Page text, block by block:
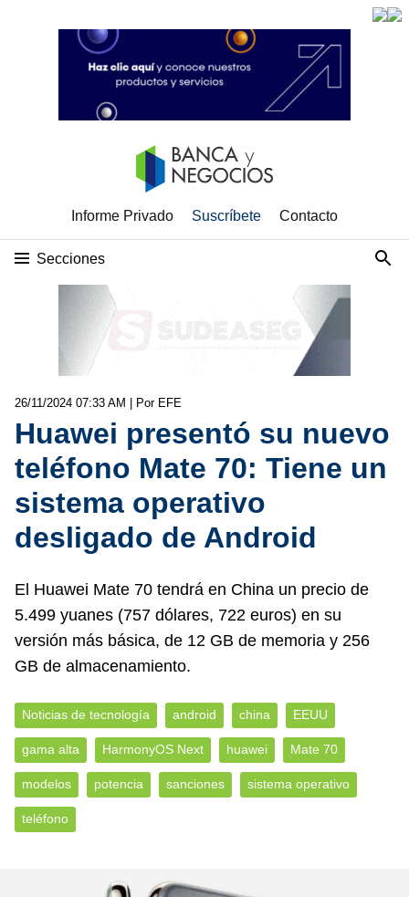
Informe Privado Suscríbete Contacto
Secciones
26/11/2024 07:33 AM | Por EFE
Huawei presentó su nuevo
teléfono Mate 70: Tiene un
sistema operativo
desligado de Android
El Huawei Mate 70 tendrá en China un precio de
5.499 yuanes (757 dólares, 722 euros) en su
versión más básica, de 12 GB de memoria y 256
GB de almacenamiento.
Noticias de tecnología android china EEUU
gama alta HarmonyOS Next huawei Mate 70
modelos potencia sanciones sistema operativo
teléfono